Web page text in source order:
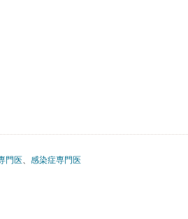
門医、 感染症専門医